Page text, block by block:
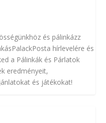
és pálinkázz
hírlevelére és
a Pálinkák és Párlatok
eredményeit,
és játékokat!